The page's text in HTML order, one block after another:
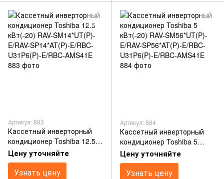
Артикул: 883
Кассетный инверторный
кондиционер Toshiba 12.5
кВт(-20) RAV-SM14*UT(P)-
E/RAV-SP14*AT(P)-E/RBC-
U31P6(P)-E/RBC-AMS41E
Цену уточняйте
Узнать цену
Артикул: 884
Кассетный инверторный
кондиционер Toshiba 5
кВт(-20) RAV-SM56*UT(P)-
E/RAV-SP56*AT(P)-E/RBC-
U31P6(P)-E/RBC-AMS41E
Цену уточняйте
Узнать цену